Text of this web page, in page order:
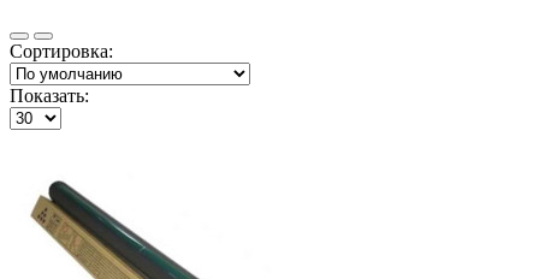
Сортировка:
Показать: